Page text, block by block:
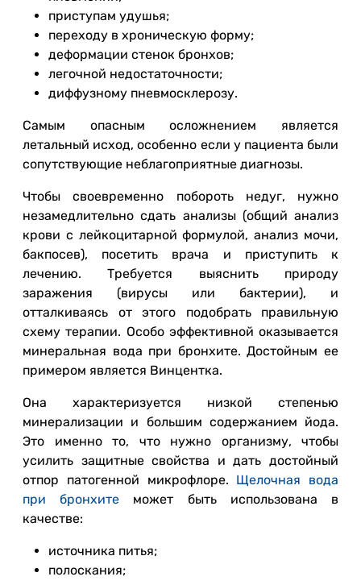
приступам удушья;
переходу в хроническую форму;
деформации стенок бронхов;
легочной недостаточности;
диффузному пневмосклерозу.
Самым опасным осложнением является
летальный исход, особенно если у пациента были
сопутствующие неблагоприятные диагнозы.
Чтобы своевременно побороть недуг, нужно
незамедлительно сдать анализы (общий анализ
крови с лейкоцитарной формулой, анализ мочи,
бакпосев), посетить врача и приступить к
лечению. Требуется выяснить природу
заражения (вирусы или бактерии), и
отталкиваясь от этого подобрать правильную
схему терапии. Особо эффективной оказывается
минеральная вода при бронхите. Достойным ее
примером является Винцентка.
Она характеризуется низкой степенью
минерализации и большим содержанием йода.
Это именно то, что нужно организму, чтобы
усилить защитные свойства и дать достойный
отпор патогенной микрофлоре. Щелочная вода
при бронхите может быть использована в
качестве:
источника питья;
полоскания;